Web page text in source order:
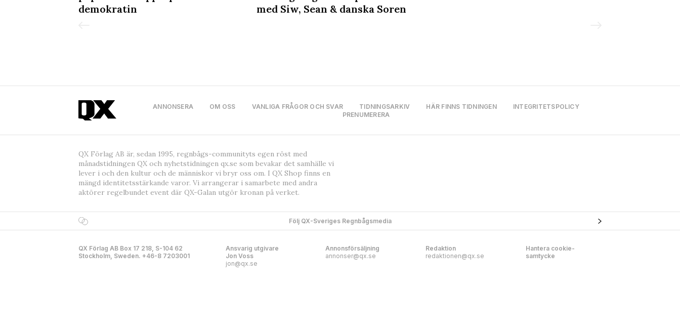
demokratin
med Siw, Sean & danska Soren
ANNONSERA OM OSS VANLIGA FRÅGOR OCH SVAR TIDNINGSARKIV HÄR FINNS TIDNINGEN
INTEGRITETSPOLICY
PRENUMERERA
QX Förlag AB är, sedan 1995, regnbågs-communityts egen röst med
månadstidningen QX och nyhetstidningen qx.se som bevakar det samhälle vi
lever i och den kultur och de människor vi bryr oss om. I QX Shop finns en
mängd identitetsstärkande varor. Vi arrangerar i samarbete med andra
aktörer regelbundet event där QX-Galan utgör kronan på verket.
Följ QX-Sveriges Regnbågsmedia
QX Förlag AB Box 17 218, S-104 62
Stockholm, Sweden. +46-8 7203001
Ansvarig utgivare
Jon Voss
jon@qx.se
Annonsförsäljning
annonser@qx.se
Redaktion
redaktionen@qx.se
Hantera cookie-
samtycke